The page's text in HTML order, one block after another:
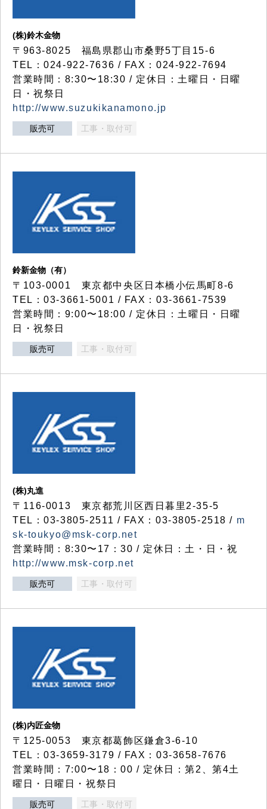
(株)鈴木金物
〒963-8025 福島県郡山市桑野5丁目15-6
TEL：024-922-7636 / FAX：024-922-7694
営業時間：8:30〜18:30 / 定休日：土曜日・日曜
日・祝祭日
http://www.suzukikanamono.jp
販売可 工事・取付可
鈴新金物（有）
〒103-0001 東京都中央区日本橋小伝馬町8-6
TEL：03-3661-5001 / FAX：03-3661-7539
営業時間：9:00〜18:00 / 定休日：土曜日・日曜
日・祝祭日
販売可 工事・取付可
(株)丸進
〒116-0013 東京都荒川区西日暮里2-35-5
TEL：03-3805-2511 / FAX：03-3805-2518 / m
sk-toukyo@msk-corp.net
営業時間：8:30〜17：30 / 定休日：土・日・祝
http://www.msk-corp.net
販売可 工事・取付可
(株)内匠金物
〒125-0053 東京都葛飾区鎌倉3-6-10
TEL：03-3659-3179 / FAX：03-3658-7676
営業時間：7:00〜18：00 / 定休日：第2、第4土
曜日・日曜日・祝祭日
販売可 工事・取付可